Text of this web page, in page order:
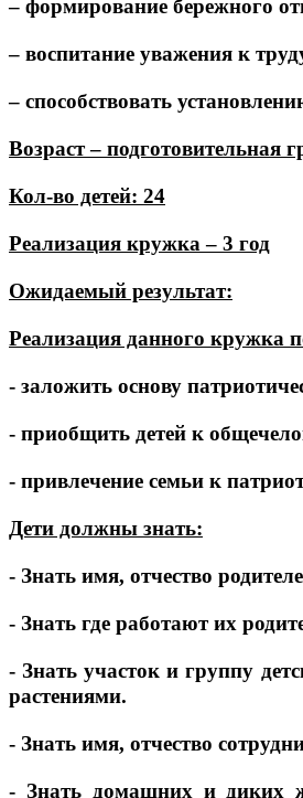
– формирование бережного
– воспитание уважения к
– способствовать
Возраст – подготовительная
Кол-во детей: 24
Реализация кружка – 3 год
Ожидаемый результат:
Реализация данного кружка
- заложить основу
- приобщить детей к
- привлечение семьи к
Дети должны знать:
- Знать имя, отчество
- Знать где работают их
- Знать участок и группу
растениями.
- Знать имя, отчество
- Знать домашних и диких